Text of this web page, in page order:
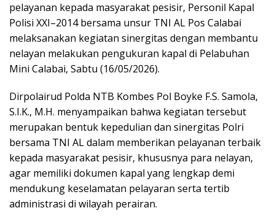
pelayanan kepada masyarakat pesisir, Personil Kapal
Polisi XXI–2014 bersama unsur TNI AL Pos Calabai
melaksanakan kegiatan sinergitas dengan membantu
nelayan melakukan pengukuran kapal di Pelabuhan
Mini Calabai, Sabtu (16/05/2026).
Dirpolairud Polda NTB Kombes Pol Boyke F.S. Samola,
S.I.K., M.H. menyampaikan bahwa kegiatan tersebut
merupakan bentuk kepedulian dan sinergitas Polri
bersama TNI AL dalam memberikan pelayanan terbaik
kepada masyarakat pesisir, khususnya para nelayan,
agar memiliki dokumen kapal yang lengkap demi
mendukung keselamatan pelayaran serta tertib
administrasi di wilayah perairan.